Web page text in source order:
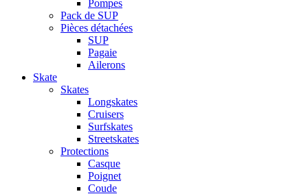
Pompes
Pack de SUP
Pièces détachées
SUP
Pagaie
Ailerons
Skate
Skates
Longskates
Cruisers
Surfskates
Streetskates
Protections
Casque
Poignet
Coude